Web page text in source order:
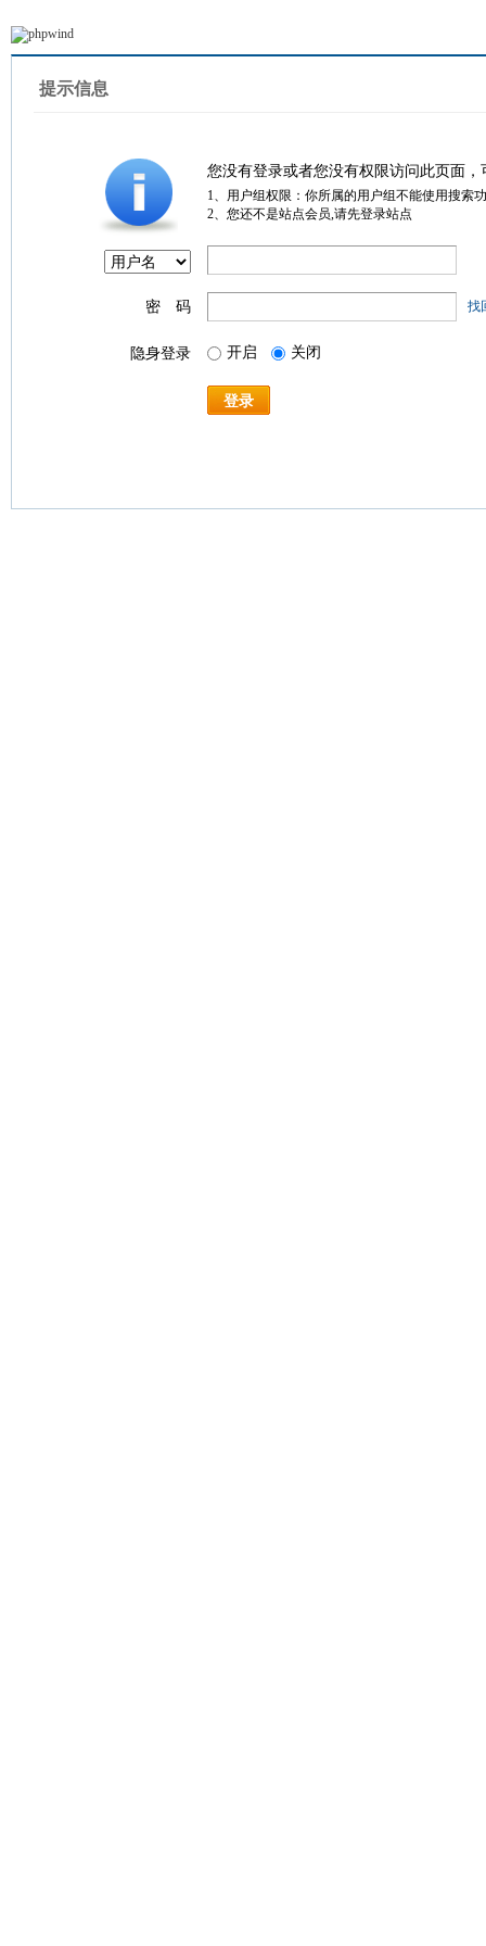
提示信息
您没有登录或者您没有权限访问此页面
1、用户组权限：你所属的用户组不能使用搜索
2、您还不是站点会员,请先登录站点
密 码 找
隐身登录 开启 关闭
登录